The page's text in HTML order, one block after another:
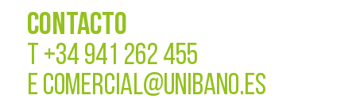
CONTACTO
T +34 941 262 455
E COMERCIAL@UNIBANO.ES